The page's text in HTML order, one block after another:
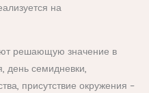
на
решающую значение в
день семидневки,
присутствие окружения –